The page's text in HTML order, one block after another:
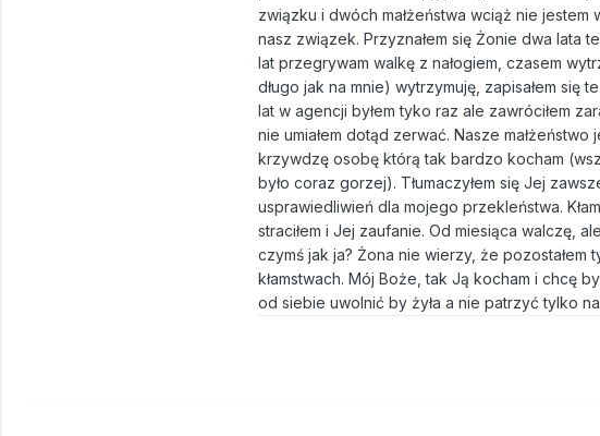
związku i dwóch małżeństwa wciąż nie
nasz związek. Przyznałem się Żonie dwa lata
lat przegrywam walkę z nałogiem, czasem
długo jak na mnie) wytrzymuję, zapisałem się
lat w agencji byłem tyko raz ale zawróciłem
nie umiałem dotąd zerwać. Nasze
krzywdzę osobę którą tak bardzo kocham
było coraz gorzej). Tłumaczyłem się Jej
usprawiedliwień dla mojego przekleństwa.
straciłem i Jej zaufanie. Od miesiąca walczę,
czymś jak ja? Żona nie wierzy, że
kłamstwach. Mój Boże, tak Ją kocham i chcę
od siebie uwolnić by żyła a nie patrzyć tylko